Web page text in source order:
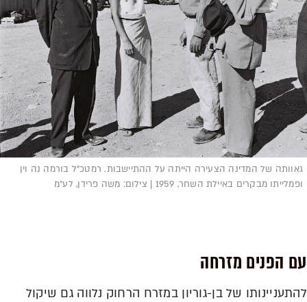
גאוותה של המדינה הצעירה הייתה על ההתיישבות. רמטכ"ל בורמה נה וין
ופמלייתו מבקרים באיילת השחר, 1959 | צילום: משה פרידן, לע"מ
עם הפנים מזרחה
להתעניינותו של בן-גוריון במזרח הרחוק נלווה גם שיקול